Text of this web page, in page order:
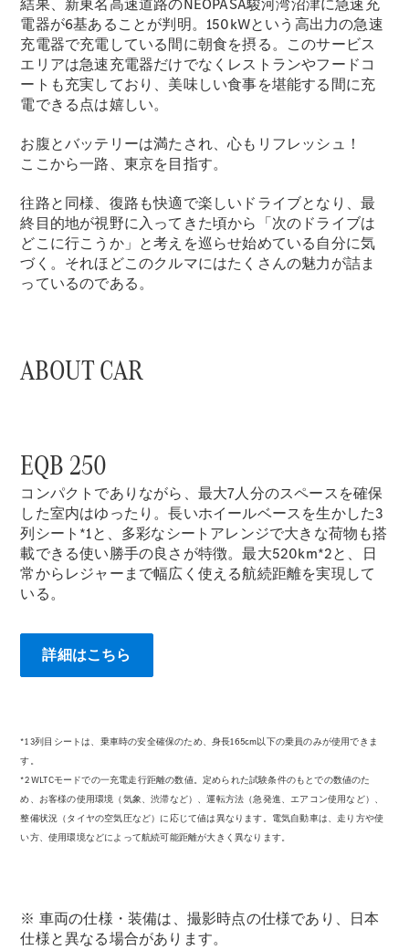
結果、新東名高速道路のNEOPASA駿河湾沼津に急速充
電器が6基あることが判明。150kWという高出力の急速
充電器で充電している間に朝食を摂る。このサービス
エリアは急速充電器だけでなくレストランやフードコ
ートも充実しており、美味しい食事を堪能する間に充
電できる点は嬉しい。
お腹とバッテリーは満たされ、心もリフレッシュ！
ここから一路、東京を目指す。
往路と同様、復路も快適で楽しいドライブとなり、最
終目的地が視野に入ってきた頃から「次のドライブは
どこに行こうか」と考えを巡らせ始めている自分に気
づく。それほどこのクルマにはたくさんの魅力が詰ま
っているのである。
ABOUT CAR
EQB 250
コンパクトでありながら、最大7人分のスペースを確保
した室内はゆったり。長いホイールベースを生かした3
列シート*1と、多彩なシートアレンジで大きな荷物も搭
載できる使い勝手の良さが特徴。最大520km*2と、日
常からレジャーまで幅広く使える航続距離を実現して
いる。
詳細はこちら
*1 3列目シートは、乗車時の安全確保のため、身長165cm以下の乗員のみが使用できま
す。
*2 WLTCモードでの一充電走行距離の数値。定められた試験条件のもとでの数値のた
め、お客様の使用環境（気象、渋滞など）、運転方法（急発進、エアコン使用など）、
整備状況（タイヤの空気圧など）に応じて値は異なります。電気自動車は、走り方や使
い方、使用環境などによって航続可能距離が大きく異なります。
※ 車両の仕様・装備は、撮影時点の仕様であり、日本
仕様と異なる場合があります。